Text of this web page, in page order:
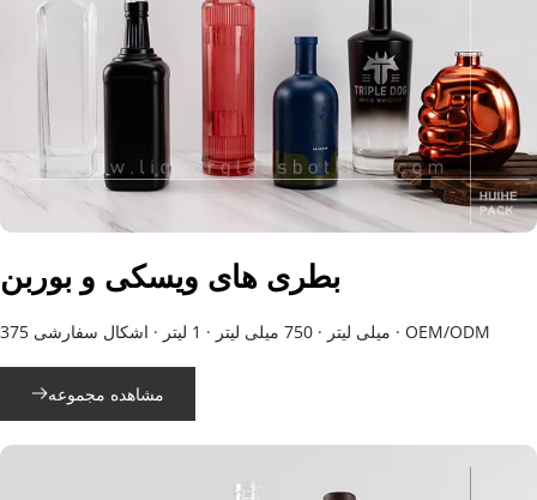
بطری های ویسکی و بوربن
375 میلی لیتر · 750 میلی لیتر · 1 لیتر · اشکال سفارشی · OEM/ODM
مشاهده مجموعه